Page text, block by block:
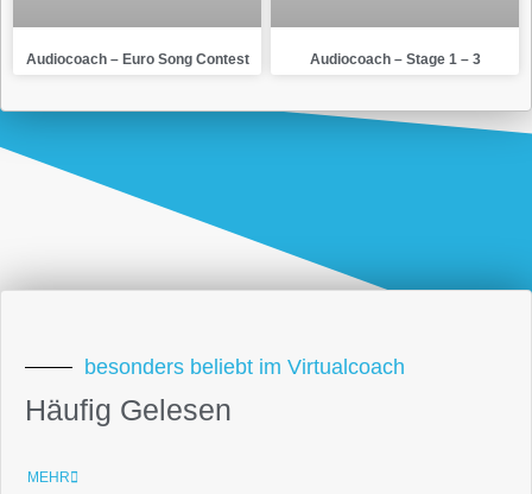
Audiocoach – Euro Song Contest Audiocoach – Stage 1 – 3
besonders beliebt im Virtualcoach
Häufig Gelesen
MEHR